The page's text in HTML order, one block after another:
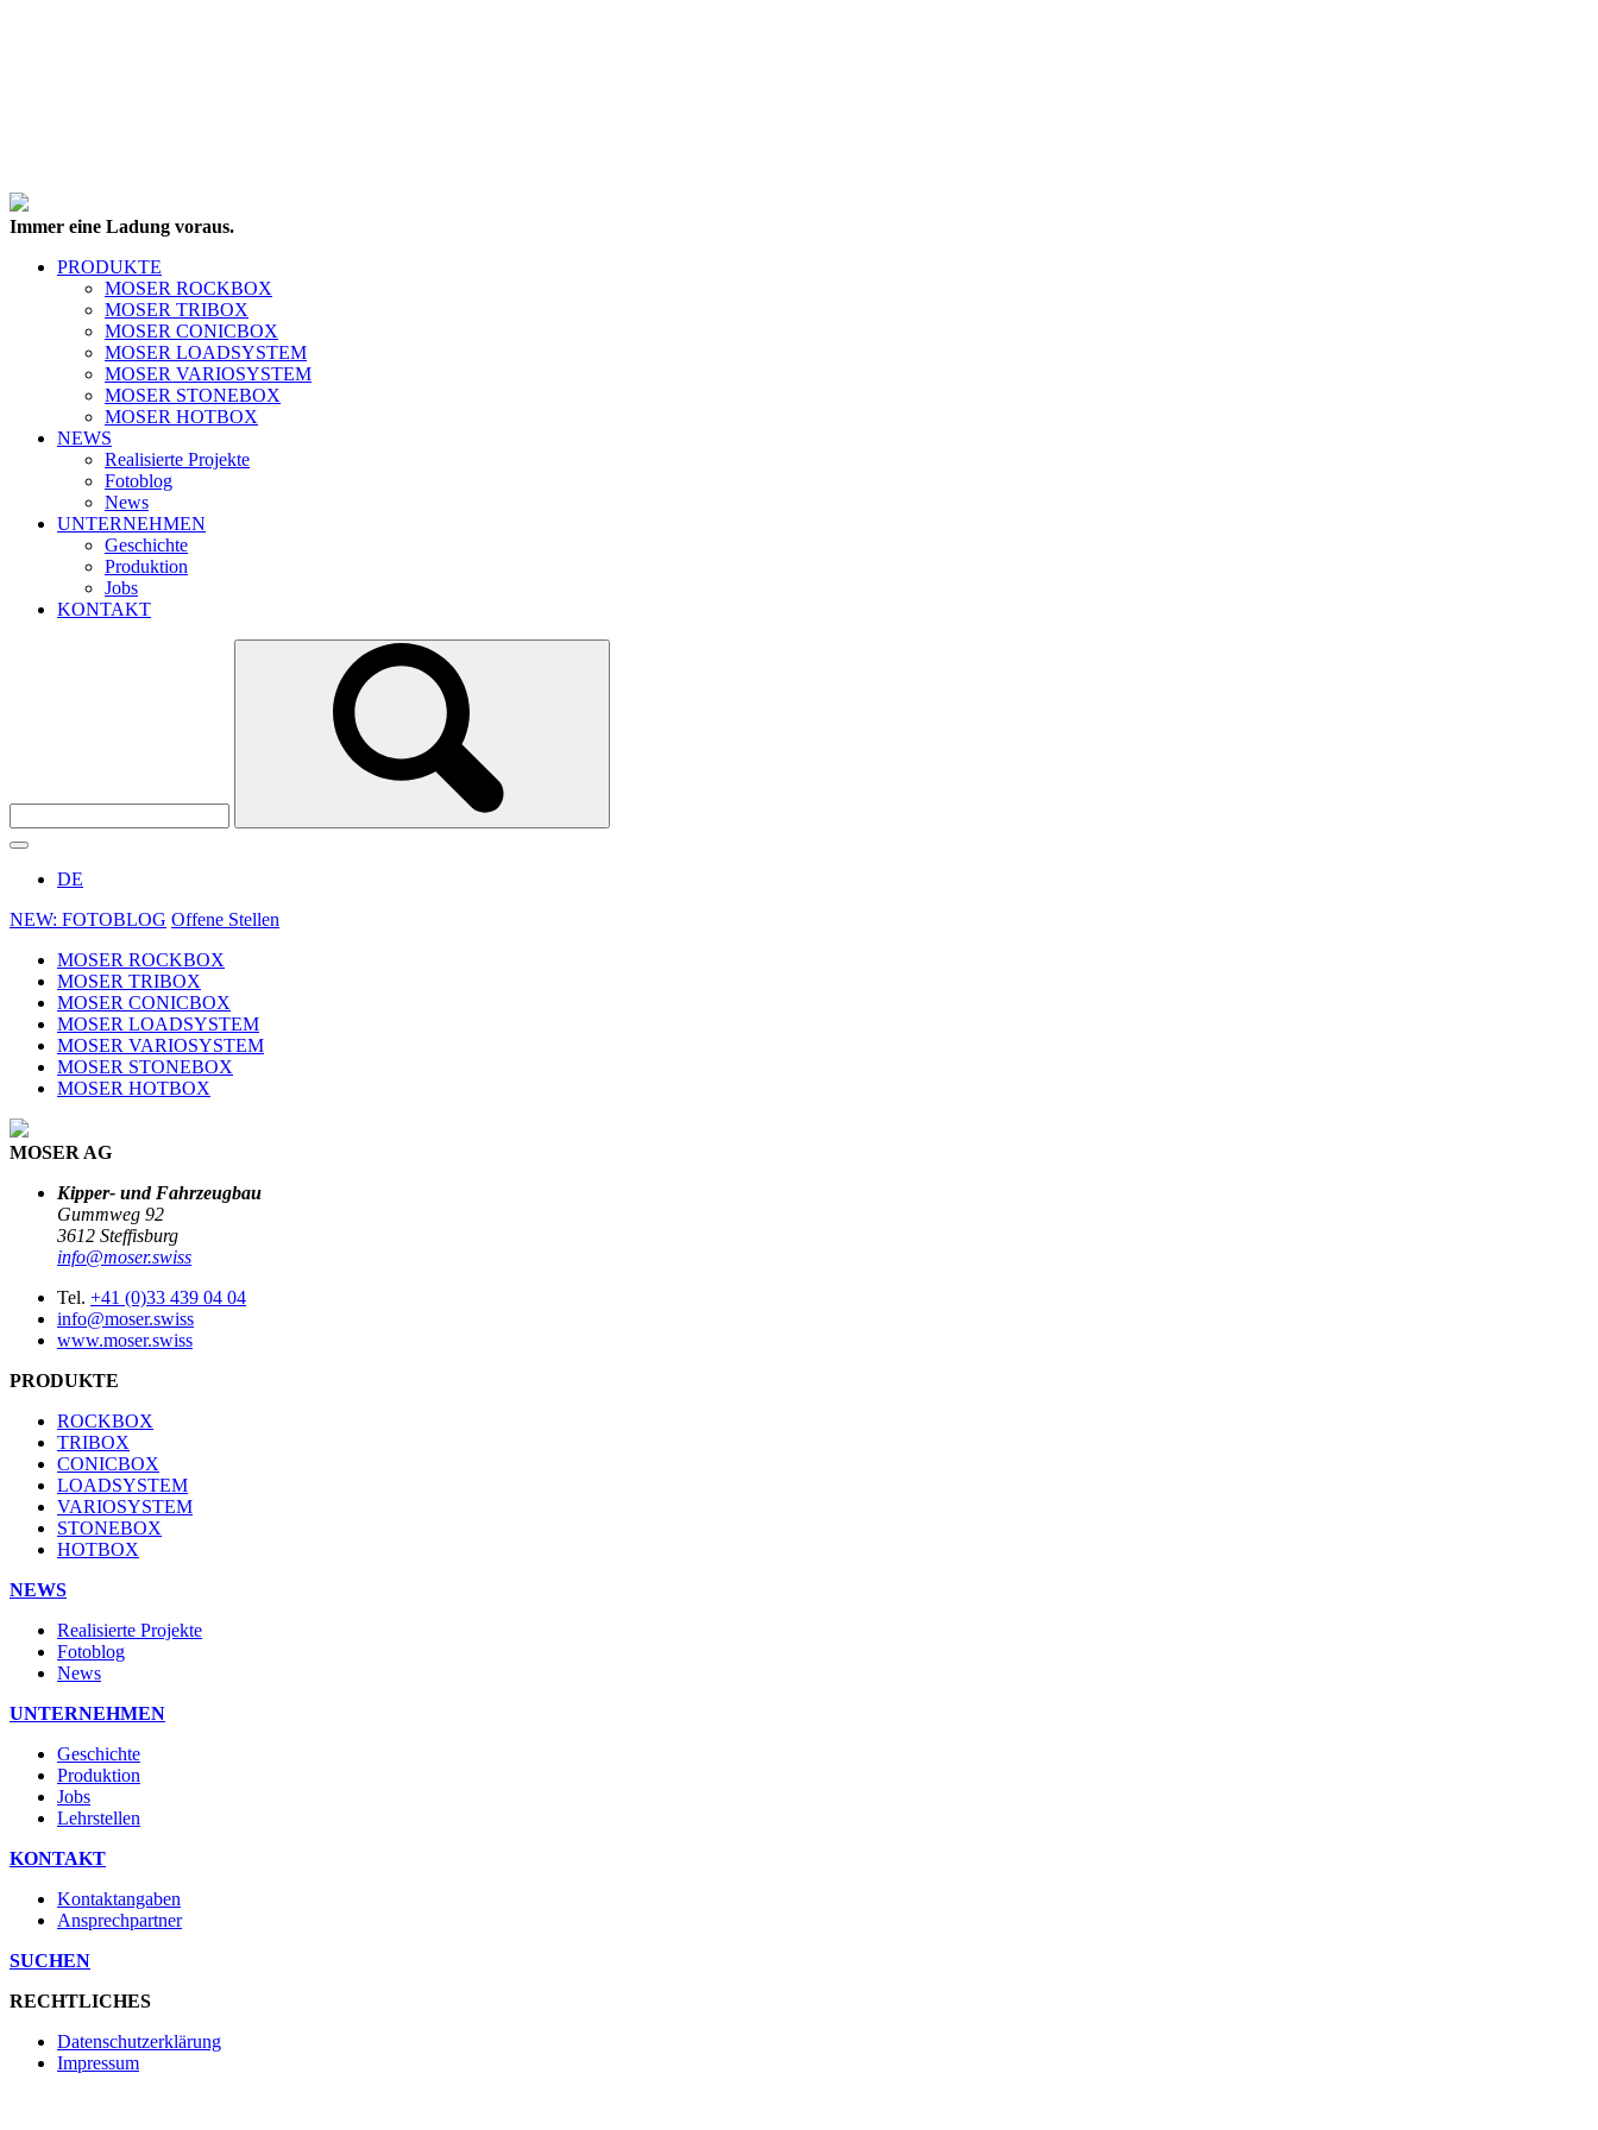
Immer eine Ladung voraus.
PRODUKTE
MOSER ROCKBOX
MOSER TRIBOX
MOSER CONICBOX
MOSER LOADSYSTEM
MOSER VARIOSYSTEM
MOSER STONEBOX
MOSER HOTBOX
NEWS
Realisierte Projekte
Fotoblog
News
UNTERNEHMEN
Geschichte
Produktion
Jobs
KONTAKT
DE
NEW: FOTOBLOG Offene Stellen
MOSER ROCKBOX
MOSER TRIBOX
MOSER CONICBOX
MOSER LOADSYSTEM
MOSER VARIOSYSTEM
MOSER STONEBOX
MOSER HOTBOX
MOSER AG
Kipper- und Fahrzeugbau
Gummweg 92
3612 Steffisburg
info@moser.swiss
Tel. +41 (0)33 439 04 04
info@moser.swiss
www.moser.swiss
PRODUKTE
ROCKBOX
TRIBOX
CONICBOX
LOADSYSTEM
VARIOSYSTEM
STONEBOX
HOTBOX
NEWS
Realisierte Projekte
Fotoblog
News
UNTERNEHMEN
Geschichte
Produktion
Jobs
Lehrstellen
KONTAKT
Kontaktangaben
Ansprechpartner
SUCHEN
RECHTLICHES
Datenschutzerklärung
Impressum